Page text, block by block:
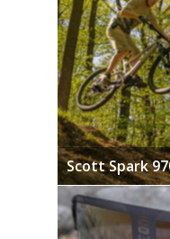
Scott Spark